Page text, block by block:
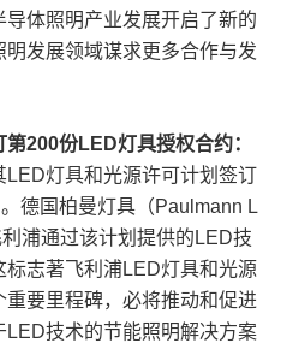
体照明产业发展开启了新的
发展领域谋求更多合作与发
200份LED灯具授权合约：
灯具和光源许可计划签订
德国柏曼灯具（Paulmann L
浦通过该计划提供的LED技
志著飞利浦LED灯具和光源
要里程碑，必将推动和促进
技术的节能照明解决方案